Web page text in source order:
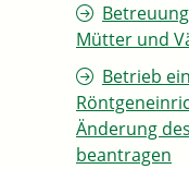
Mütter und
Betrieb
Änderung
beantragen